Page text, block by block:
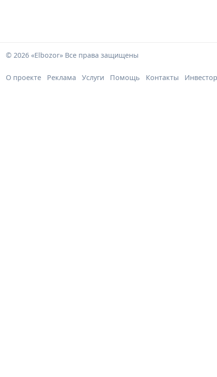
© 2026 «Elbozor» Все права защищены
О проекте Реклама Услуги Помощь Контакты